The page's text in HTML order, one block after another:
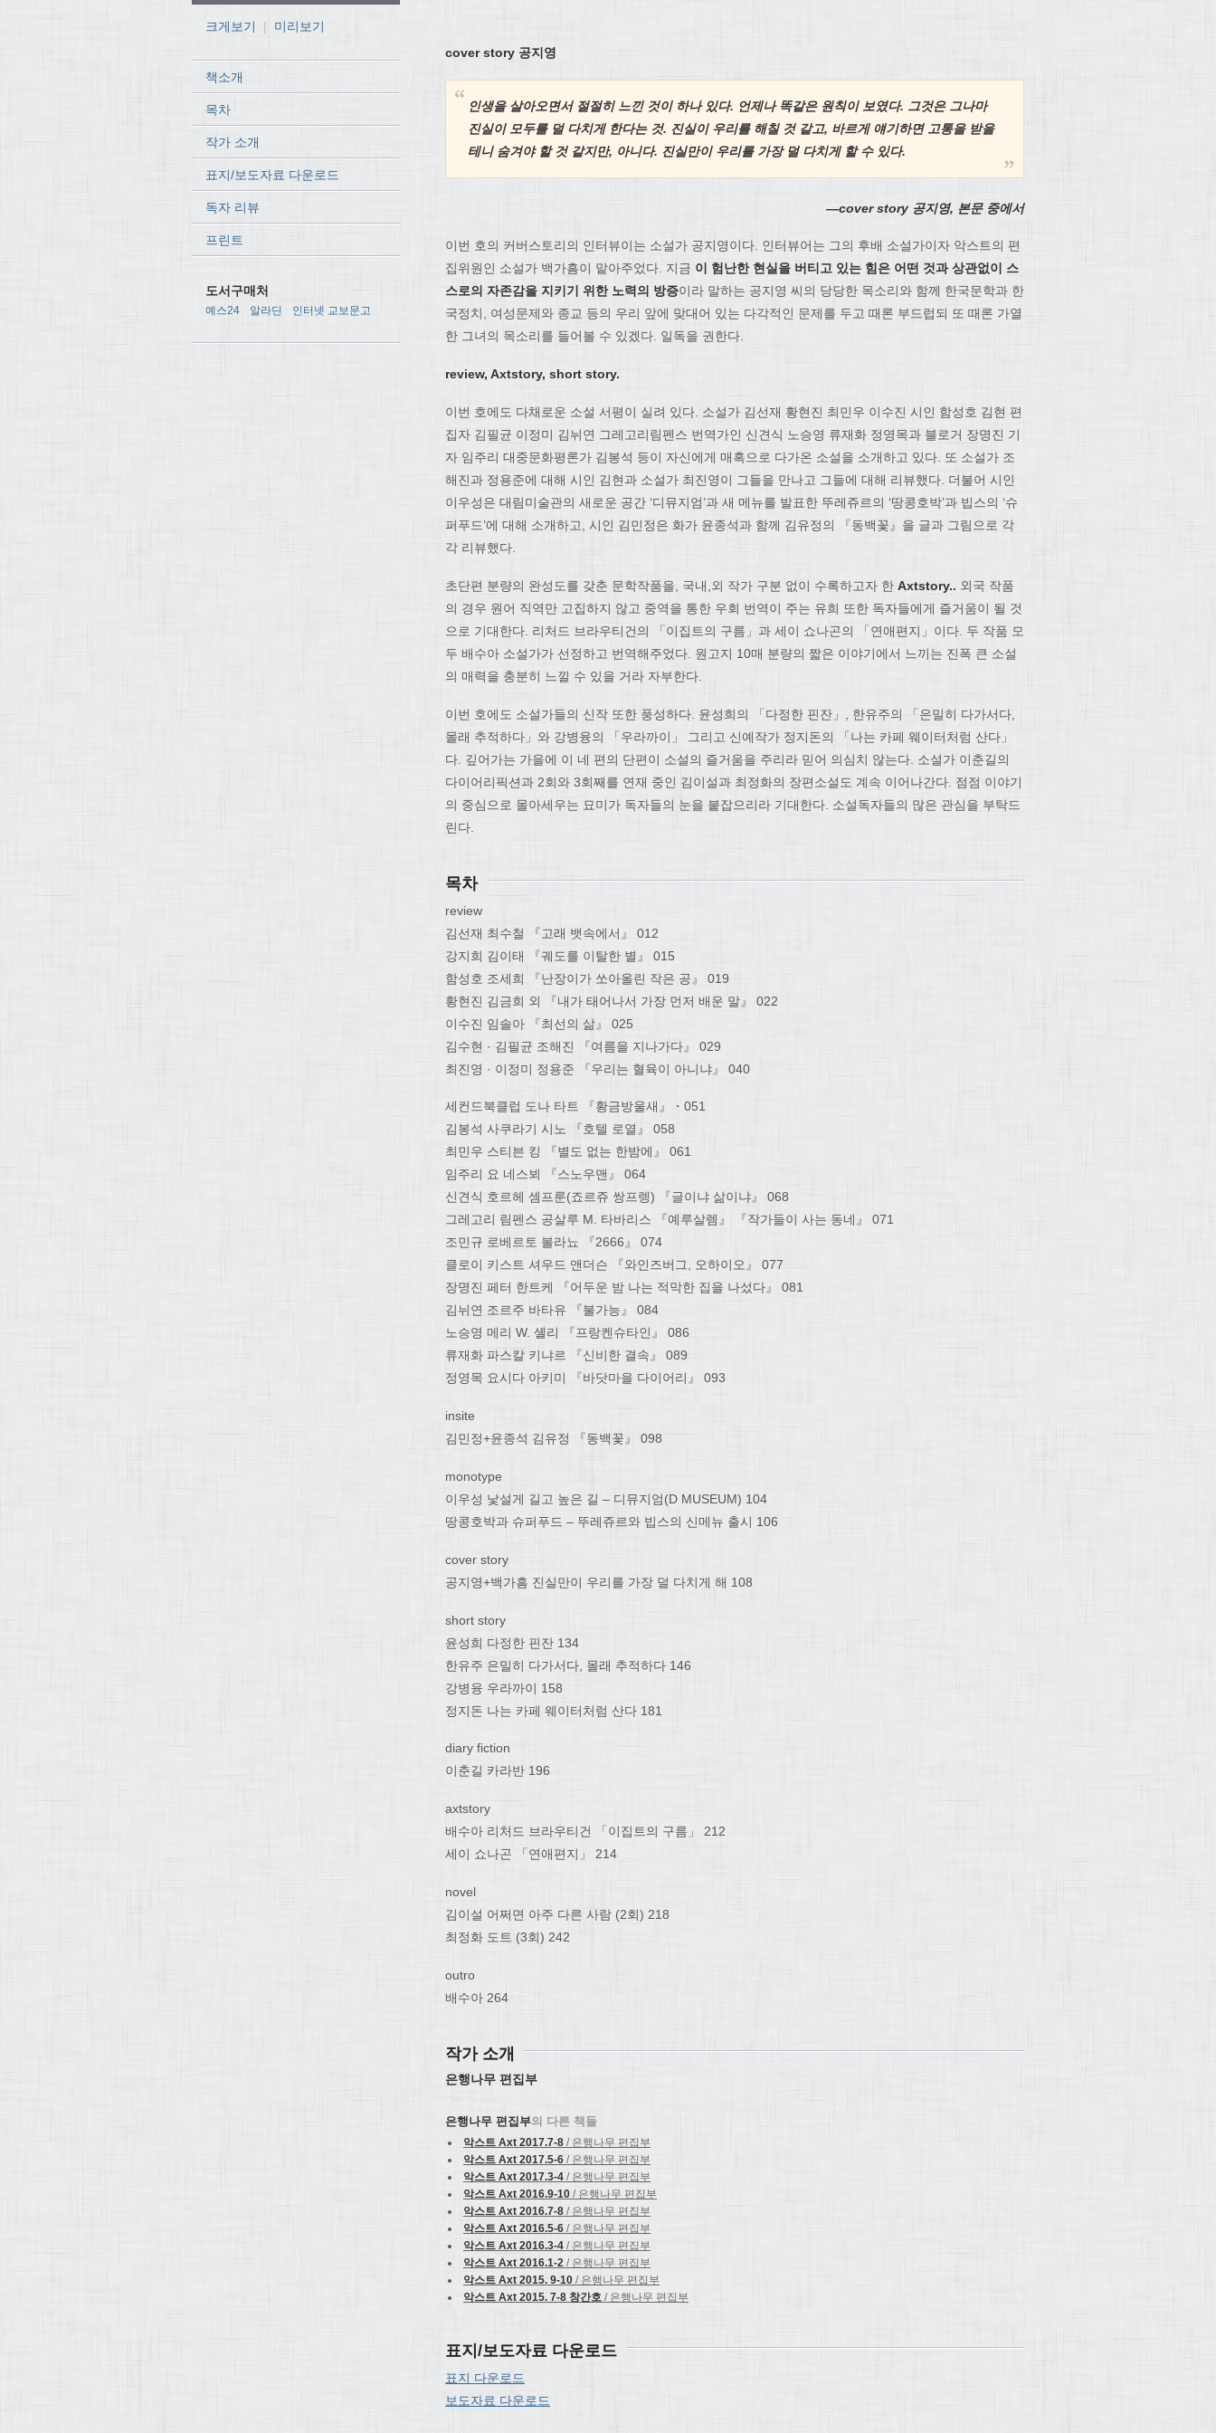
크게보기 | 미리보기
책소개
목차
작가 소개
표지/보도자료 다운로드
독자 리뷰
프린트
도서구매처
예스24 알라딘 인터넷 교보문고
cover story 공지영
인생을 살아오면서 절절히 느낀 것이 하나 있다. 언제나 똑같은 원칙이 보였다. 그것은 그나마
진실이 모두를 덜 다치게 한다는 것. 진실이 우리를 해칠 것 같고, 바르게 얘기하면 고통을 받을
테니 숨겨야 할 것 같지만, 아니다. 진실만이 우리를 가장 덜 다치게 할 수 있다.
―cover story 공지영, 본문 중에서
이번 호의 커버스토리의 인터뷰이는 소설가 공지영이다. 인터뷰어는 그의 후배 소설가이자 악스트의 편
집위원인 소설가 백가흠이 맡아주었다. 지금 이 험난한 현실을 버티고 있는 힘은 어떤 것과 상관없이 스
스로의 자존감을 지키기 위한 노력의 방증이라 말하는 공지영 씨의 당당한 목소리와 함께 한국문학과 한
국정치, 여성문제와 종교 등의 우리 앞에 맞대어 있는 다각적인 문제를 두고 때론 부드럽되 또 때론 가열
한 그녀의 목소리를 들어볼 수 있겠다. 일독을 권한다.
review, Axtstory, short story.
이번 호에도 다채로운 소설 서평이 실려 있다. 소설가 김선재 황현진 최민우 이수진 시인 함성호 김현 편
집자 김필균 이정미 김뉘연 그레고리림펜스 번역가인 신견식 노승영 류재화 정영목과 블로거 장명진 기
자 임주리 대중문화평론가 김봉석 등이 자신에게 매혹으로 다가온 소설을 소개하고 있다. 또 소설가 조
해진과 정용준에 대해 시인 김현과 소설가 최진영이 그들을 만나고 그들에 대해 리뷰했다. 더불어 시인
이우성은 대림미술관의 새로운 공간 ‘디뮤지엄’과 새 메뉴를 발표한 뚜레쥬르의 ‘땅콩호박’과 빕스의 ‘슈
퍼푸드’에 대해 소개하고, 시인 김민정은 화가 윤종석과 함께 김유정의 『동백꽃』을 글과 그림으로 각
각 리뷰했다.
초단편 분량의 완성도를 갖춘 문학작품을, 국내,외 작가 구분 없이 수록하고자 한 Axtstory.. 외국 작품
의 경우 원어 직역만 고집하지 않고 중역을 통한 우회 번역이 주는 유희 또한 독자들에게 즐거움이 될 것
으로 기대한다. 리처드 브라우티건의 「이집트의 구름」과 세이 쇼나곤의 「연애편지」이다. 두 작품 모
두 배수아 소설가가 선정하고 번역해주었다. 원고지 10매 분량의 짧은 이야기에서 느끼는 진폭 큰 소설
의 매력을 충분히 느낄 수 있을 거라 자부한다.
이번 호에도 소설가들의 신작 또한 풍성하다. 윤성희의 「다정한 핀잔」, 한유주의 「은밀히 다가서다,
몰래 추적하다」와 강병융의 「우라까이」 그리고 신예작가 정지돈의 「나는 카페 웨이터처럼 산다」
다. 깊어가는 가을에 이 네 편의 단편이 소설의 즐거움을 주리라 믿어 의심치 않는다. 소설가 이춘길의
다이어리픽션과 2회와 3회째를 연재 중인 김이설과 최정화의 장편소설도 계속 이어나간다. 점점 이야기
의 중심으로 몰아세우는 묘미가 독자들의 눈을 붙잡으리라 기대한다. 소설독자들의 많은 관심을 부탁드
린다.
목차
review
김선재 최수철 『고래 뱃속에서』 012
강지희 김이태 『궤도를 이탈한 별』 015
함성호 조세희 『난장이가 쏘아올린 작은 공』 019
황현진 김금희 외 『내가 태어나서 가장 먼저 배운 말』 022
이수진 임솔아 『최선의 삶』 025
김수현 · 김필균 조해진 『여름을 지나가다』 029
최진영 · 이정미 정용준 『우리는 혈육이 아니냐』 040
세컨드북클럽 도나 타트 『황금방울새』・051
김봉석 사쿠라기 시노 『호텔 로열』 058
최민우 스티븐 킹 『별도 없는 한밤에』 061
임주리 요 네스뵈 『스노우맨』 064
신견식 호르헤 셈프룬(죠르쥬 쌍프렝) 『글이냐 삶이냐』 068
그레고리 림펜스 공살루 M. 타바리스 『예루살렘』 『작가들이 사는 동네』 071
조민규 로베르토 볼라뇨 『2666』 074
클로이 키스트 셔우드 앤더슨 『와인즈버그, 오하이오』 077
장명진 페터 한트케 『어두운 밤 나는 적막한 집을 나섰다』 081
김뉘연 조르주 바타유 『불가능』 084
노승영 메리 W. 셸리 『프랑켄슈타인』 086
류재화 파스칼 키냐르 『신비한 결속』 089
정영목 요시다 아키미 『바닷마을 다이어리』 093
insite
김민정+윤종석 김유정 『동백꽃』 098
monotype
이우성 낯설게 길고 높은 길 – 디뮤지엄(D MUSEUM) 104
땅콩호박과 슈퍼푸드 – 뚜레쥬르와 빕스의 신메뉴 출시 106
cover story
공지영+백가흠 진실만이 우리를 가장 덜 다치게 해 108
short story
윤성희 다정한 핀잔 134
한유주 은밀히 다가서다, 몰래 추적하다 146
강병융 우라까이 158
정지돈 나는 카페 웨이터처럼 산다 181
diary fiction
이춘길 카라반 196
axtstory
배수아 리처드 브라우티건 「이집트의 구름」 212
세이 쇼나곤 「연애편지」 214
novel
김이설 어쩌면 아주 다른 사람 (2회) 218
최정화 ­도트 (3회) 242
outro
배수아 264
작가 소개
은행나무 편집부
은행나무 편집부의 다른 책들
악스트 Axt 2017.7-8 / 은행나무 편집부
악스트 Axt 2017.5-6 / 은행나무 편집부
악스트 Axt 2017.3-4 / 은행나무 편집부
악스트 Axt 2016.9-10 / 은행나무 편집부
악스트 Axt 2016.7-8 / 은행나무 편집부
악스트 Axt 2016.5-6 / 은행나무 편집부
악스트 Axt 2016.3-4 / 은행나무 편집부
악스트 Axt 2016.1-2 / 은행나무 편집부
악스트 Axt 2015. 9-10 / 은행나무 편집부
악스트 Axt 2015. 7-8 창간호 / 은행나무 편집부
표지/보도자료 다운로드
표지 다운로드
보도자료 다운로드